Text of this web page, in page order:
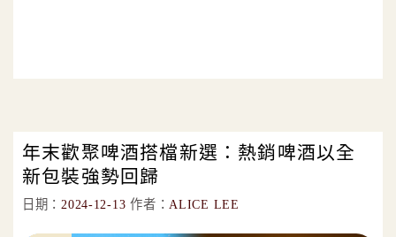
年末歡聚啤酒搭檔新選：熱銷啤酒以全
新包裝強勢回歸
日期： 2024-12-13 作者： ALICE LEE